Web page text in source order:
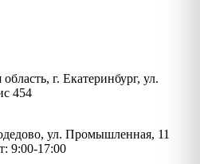
г. Екатеринбург, ул.
454
ул. Промышленная, 11
9:00-17:00